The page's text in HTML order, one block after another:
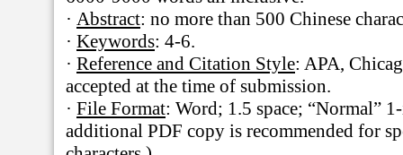
· Abstract: no more than 500 Chinese
· Keywords: 4-6.
· Reference and Citation Style: APA,
accepted at the time of submission.
· File Format: Word; 1.5 space; “Normal”
additional PDF copy is recommended for